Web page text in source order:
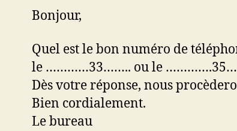
Bonjour,
Quel est le bon numéro de
le …………33…….. ou le
Dès votre réponse, nous
Bien cordialement.
Le bureau